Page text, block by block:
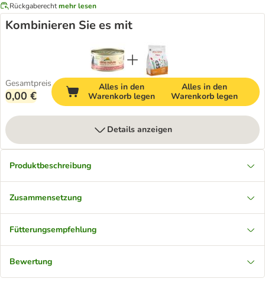
Rückgaberechtmehr lesen
Kombinieren Sie es mit
Gesamtpreis
0,00 €
Alles in den
Warenkorb legen
Alles in den
Warenkorb legen
Details anzeigen
Produktbeschreibung
Zusammensetzung
Fütterungsempfehlung
Bewertung